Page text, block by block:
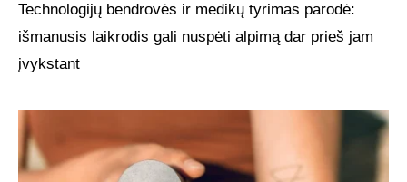
Technologijų bendrovės ir medikų tyrimas parodė:
išmanusis laikrodis gali nuspėti alpimą dar prieš jam
įvykstant